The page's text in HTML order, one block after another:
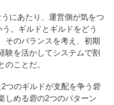
にあたり、運営側が気をつ
う。ギルドとギルドをどう
そのバランスを考え、初期
験を活かしてシステムで割
のことだ。
のギルドが支配を争う砦
しめる砦の2つのパターン